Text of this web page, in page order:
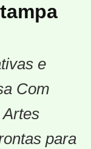
e
Com
para